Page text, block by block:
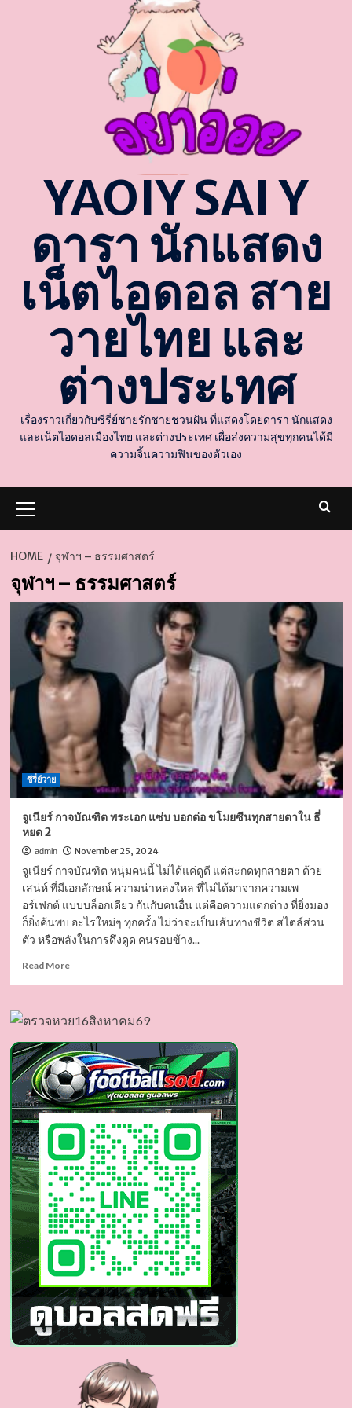
YAOIY SAI Y
ดารา นักแสดง
เน็ตไอดอล สาย
วายไทย และ
ต่างประเทศ
เรื่องราวเกี่ยวกับซีรี่ย์ชายรักชายชวนฝัน ที่แสดงโดยดารา นักแสดง
และเน็ตไอดอลเมืองไทย และต่างประเทศ เผื่อส่งความสุขทุกคนได้มี
ความจิ้นความฟินของตัวเอง
Menu
HOME จุฬาฯ – ธรรมศาสตร์
จุฬาฯ – ธรรมศาสตร์
ซีรี่ย์วาย
จูเนียร์ กาจบัณฑิต พระเอก แซ่บ บอกต่อ ขโมยซีนทุกสายตาใน ธี่
หยด 2
admin November 25, 2024
จูเนียร์ กาจบัณฑิต หนุ่มคนนี้ ไม่ได้แค่ดูดี แต่สะกดทุกสายตา ด้วย
เสน่ห์ ที่มีเอกลักษณ์ ความน่าหลงใหล ที่ไม่ได้มาจากความเพ
อร์เฟกต์ แบบบล็อกเดียว กันกับคนอื่น แต่คือความแตกต่าง ที่ยิ่งมอง
ก็ยิ่งค้นพบ อะไรใหม่ๆ ทุกครั้ง ไม่ว่าจะเป็นเส้นทางชีวิต สไตล์ส่วน
ตัว หรือพลังในการดึงดูด คนรอบข้าง...
Read MoreRead
เนียร์
จบัณฑิต
พระเอก
แซ่บ
บอก
ต่อ
ขโมย
ซีน
ทุก
สายตา
หยด
2